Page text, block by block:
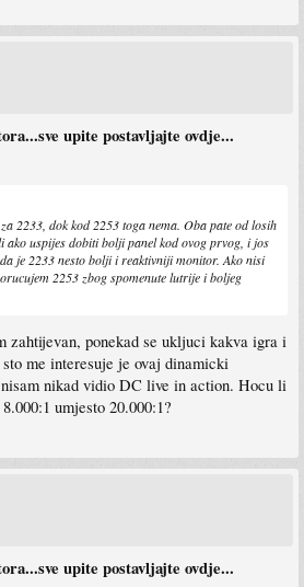
upite postavljajte ovdje...
2233, dok kod 2253 toga nema. Oba pate od losih
ako uspijes dobiti bolji panel kod ovog prvog, i jos
je 2233 nesto bolji i reaktivniji monitor. Ako nisi
2253 zbog spomenute lutrije i boljeg
zahtijevan, ponekad se ukljuci kakva igra i
me interesuje je ovaj dinamicki
nikad vidio DC live in action. Hocu li
umjesto 20.000:1?
upite postavljajte ovdje...